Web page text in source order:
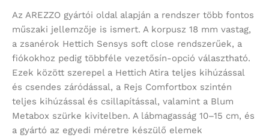
Az AREZZO gyártói oldal alapján a rendszer több fontos
műszaki jellemzője is ismert. A korpusz 18 mm vastag,
a zsanérok Hettich Sensys soft close rendszerűek, a
fiókokhoz pedig többféle vezetősín-opció választható.
Ezek között szerepel a Hettich Atira teljes kihúzással
és csendes záródással, a Rejs Comfortbox szintén
teljes kihúzással és csillapítással, valamint a Blum
Metabox szürke kivitelben. A lábmagasság 10–15 cm, és
a gyártó az egyedi méretre készülő elemek